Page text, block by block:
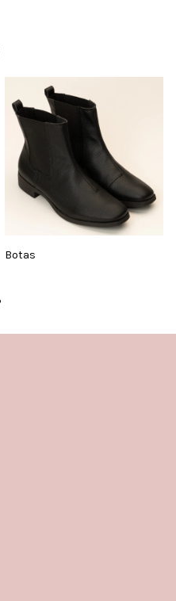
Botas